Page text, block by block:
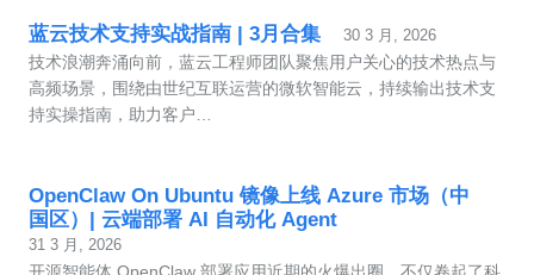
蓝云技术支持实战指南 | 3月合集 30 3 月, 2026
技术浪潮奔涌向前，蓝云工程师团队聚焦用户关心的技术热点与
高频场景，围绕由世纪互联运营的微软智能云，持续输出技术支
持实操指南，助力客户…
OpenClaw On Ubuntu 镜像上线 Azure 市场（中
国区）| 云端部署 AI 自动化 Agent
31 3 月, 2026